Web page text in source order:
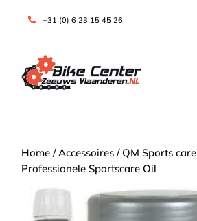
+31 (0) 6 23 15 45 26
Home /Accessoires / QM Sports care
Professionele Sportscare Oil